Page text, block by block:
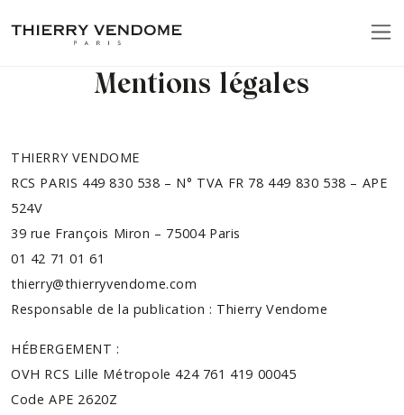
Mentions légales
THIERRY VENDOME
RCS PARIS 449 830 538 – N° TVA FR 78 449 830 538 – APE
524V
39 rue François Miron – 75004 Paris
01 42 71 01 61
thierry@thierryvendome.com
Responsable de la publication : Thierry Vendome
HÉBERGEMENT :
OVH RCS Lille Métropole 424 761 419 00045
Code APE 2620Z